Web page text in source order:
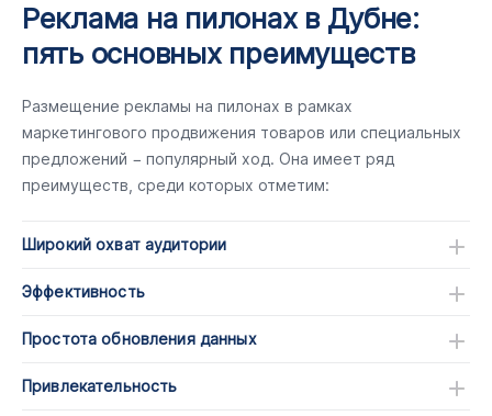
Реклама на пилонах в Дубне:
пять основных преимуществ
Размещение рекламы на пилонах в рамках
маркетингового продвижения товаров или специальных
предложений − популярный ход. Она имеет ряд
преимуществ, среди которых отметим:
Широкий охват аудитории
Эффективность
Простота обновления данных
Привлекательность